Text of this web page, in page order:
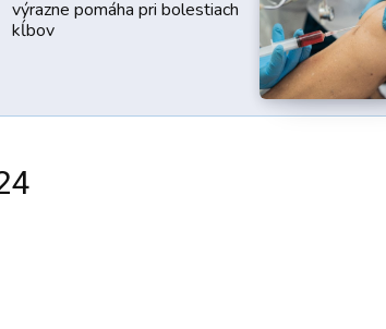
výrazne pomáha pri bolestiach
kĺbov